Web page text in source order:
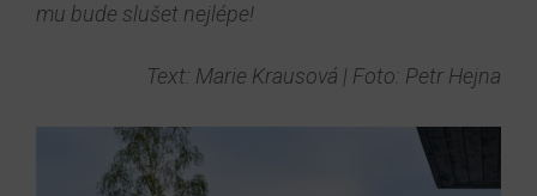
mu bude slušet nejlépe!
Text: Marie Krausová | Foto: Petr Hejna